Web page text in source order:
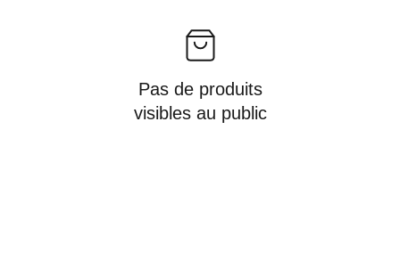
Pas de produits
visibles au public